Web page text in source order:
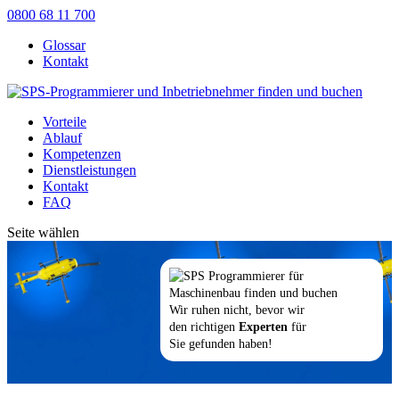
0800 68 11 700
Glossar
Kontakt
Vorteile
Ablauf
Kompetenzen
Dienstleistungen
Kontakt
FAQ
Seite wählen
Wir ruhen nicht, bevor wir
den richtigen Experten für
Sie gefunden haben!